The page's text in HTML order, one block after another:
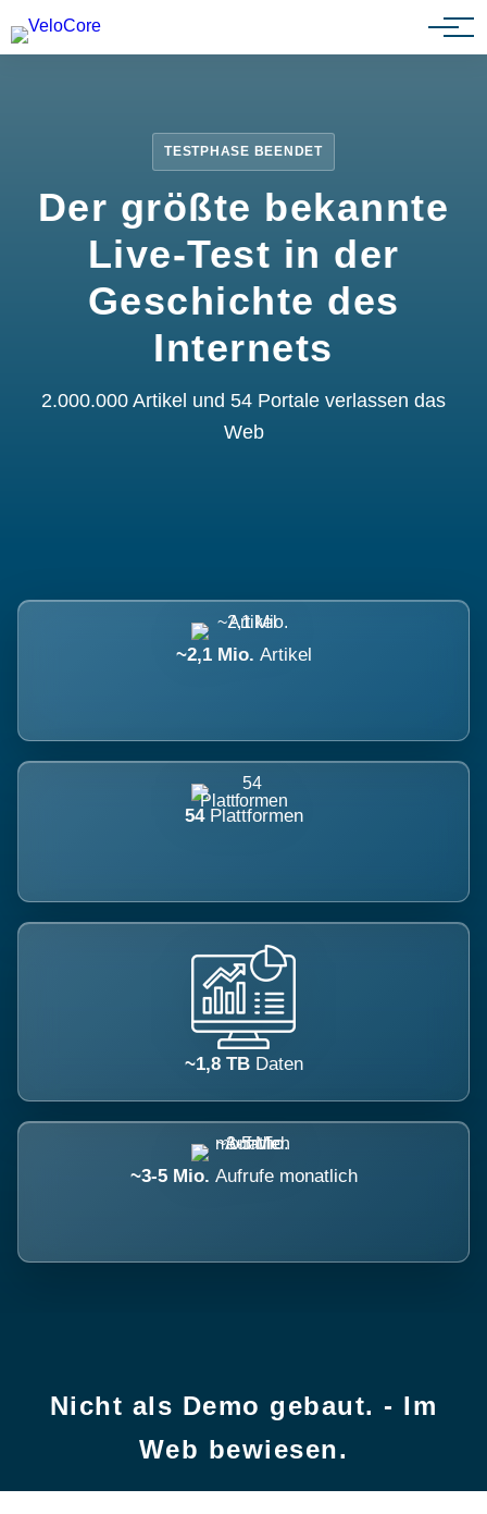
Partnerprogramm
TESTPHASE BEENDET
Der größte bekannte
Live-Test in der
Geschichte des
Internets
2.000.000 Artikel und 54 Portale verlassen das
Web
~2,1 Mio. Artikel
54 Plattformen
~1,8 TB Daten
~3-5 Mio. Aufrufe monatlich
Nicht als Demo gebaut. - Im
Web bewiesen.